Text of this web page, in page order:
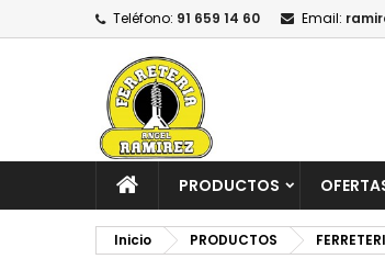
Teléfono: 91 659 14 60 Email:
PRODUCTOS
Inicio PRODUCTOS